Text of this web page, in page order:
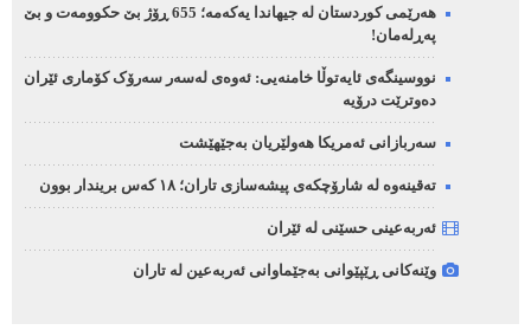
هەرێمی کوردستان لە جیهاندا یەکەمە؛ 655 ڕۆژ بێ حکوومەت و بێ
پەڕلەمان!
نووسینگەی ئایەتوڵا خامنەیی: ئەوەی لەسەر سەرۆک کۆماری ئێران
دەوترێت درۆیە
سەربازانی ئەمریکا هەولێریان بەجێهێشت
تەقینەوە لە شارۆچکەی پیشەسازی تاران؛ ١٨ کەس بریندار بوون
ئەربەعینی حسێنی لە ئێران
وێنەکانی ڕێپێوانی بەجێماوانی ئەربەعین لە تاران